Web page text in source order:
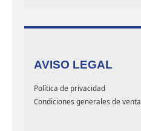
AVISO LEGAL
Política de privacidad
Condiciones generales de venta